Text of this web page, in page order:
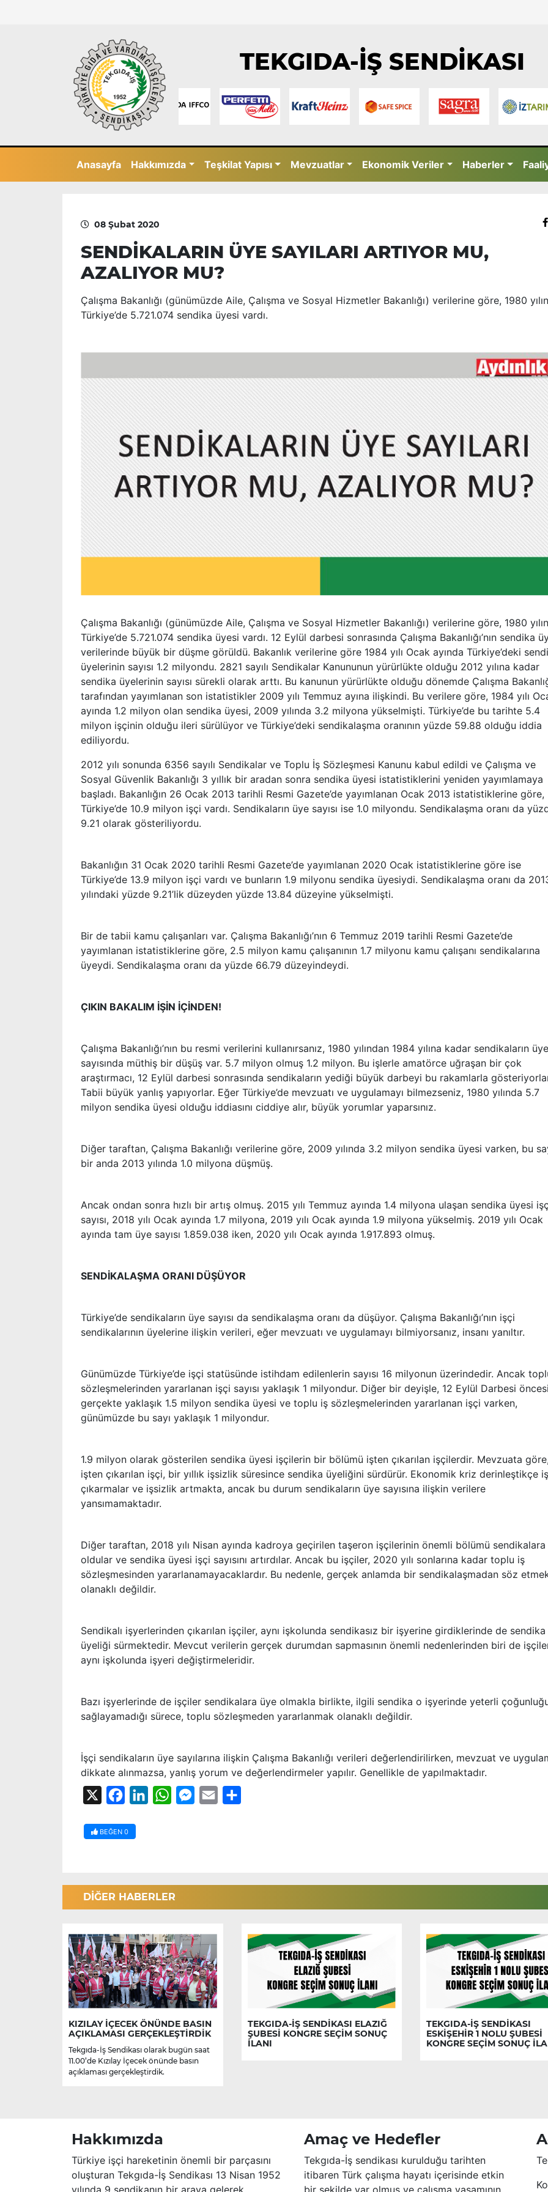
TEKGIDA-İŞ SENDİKASI
Anasayfa Hakkımızda Teşkilat Yapısı Mevzuatlar Ekonomik Veriler Haberler
08 Şubat 2020
SENDİKALARIN ÜYE SAYILARI ARTIYOR MU,
AZALIYOR MU?
Çalışma Bakanlığı (günümüzde Aile, Çalışma ve Sosyal Hizmetler Bakanlığı) verilerine göre, 1980
Türkiye’de 5.721.074 sendika üyesi vardı.
Çalışma Bakanlığı (günümüzde Aile, Çalışma ve Sosyal Hizmetler Bakanlığı) verilerine göre, 1980
Türkiye’de 5.721.074 sendika üyesi vardı. 12 Eylül darbesi sonrasında Çalışma Bakanlığı’nın sendika
verilerinde büyük bir düşme görüldü. Bakanlık verilerine göre 1984 yılı Ocak ayında Türkiye’deki
üyelerinin sayısı 1.2 milyondu. 2821 sayılı Sendikalar Kanununun yürürlükte olduğu 2012 yılına kadar
sendika üyelerinin sayısı sürekli olarak arttı. Bu kanunun yürürlükte olduğu dönemde Çalışma
tarafından yayımlanan son istatistikler 2009 yılı Temmuz ayına ilişkindi. Bu verilere göre, 1984 yılı
ayında 1.2 milyon olan sendika üyesi, 2009 yılında 3.2 milyona yükselmişti. Türkiye’de bu tarihte 5.4
milyon işçinin olduğu ileri sürülüyor ve Türkiye’deki sendikalaşma oranının yüzde 59.88 olduğu iddia
ediliyordu.
2012 yılı sonunda 6356 sayılı Sendikalar ve Toplu İş Sözleşmesi Kanunu kabul edildi ve Çalışma ve
Sosyal Güvenlik Bakanlığı 3 yıllık bir aradan sonra sendika üyesi istatistiklerini yeniden yayımlamaya
başladı. Bakanlığın 26 Ocak 2013 tarihli Resmi Gazete’de yayımlanan Ocak 2013 istatistiklerine göre,
Türkiye’de 10.9 milyon işçi vardı. Sendikaların üye sayısı ise 1.0 milyondu. Sendikalaşma oranı da
9.21 olarak gösteriliyordu.
Bakanlığın 31 Ocak 2020 tarihli Resmi Gazete’de yayımlanan 2020 Ocak istatistiklerine göre ise
Türkiye’de 13.9 milyon işçi vardı ve bunların 1.9 milyonu sendika üyesiydi. Sendikalaşma oranı da
yılındaki yüzde 9.21’lik düzeyden yüzde 13.84 düzeyine yükselmişti.
Bir de tabii kamu çalışanları var. Çalışma Bakanlığı’nın 6 Temmuz 2019 tarihli Resmi Gazete’de
yayımlanan istatistiklerine göre, 2.5 milyon kamu çalışanının 1.7 milyonu kamu çalışanı sendikalarına
üyeydi. Sendikalaşma oranı da yüzde 66.79 düzeyindeydi.
ÇIKIN BAKALIM İŞİN İÇİNDEN!
Çalışma Bakanlığı’nın bu resmi verilerini kullanırsanız, 1980 yılından 1984 yılına kadar sendikaların üye
sayısında müthiş bir düşüş var. 5.7 milyon olmuş 1.2 milyon. Bu işlerle amatörce uğraşan bir çok
araştırmacı, 12 Eylül darbesi sonrasında sendikaların yediği büyük darbeyi bu rakamlarla
Tabii büyük yanlış yapıyorlar. Eğer Türkiye’de mevzuatı ve uygulamayı bilmezseniz, 1980 yılında 5.7
milyon sendika üyesi olduğu iddiasını ciddiye alır, büyük yorumlar yaparsınız.
Diğer taraftan, Çalışma Bakanlığı verilerine göre, 2009 yılında 3.2 milyon sendika üyesi varken, bu
bir anda 2013 yılında 1.0 milyona düşmüş.
Ancak ondan sonra hızlı bir artış olmuş. 2015 yılı Temmuz ayında 1.4 milyona ulaşan sendika üyesi
sayısı, 2018 yılı Ocak ayında 1.7 milyona, 2019 yılı Ocak ayında 1.9 milyona yükselmiş. 2019 yılı Ocak
ayında tam üye sayısı 1.859.038 iken, 2020 yılı Ocak ayında 1.917.893 olmuş.
SENDİKALAŞMA ORANI DÜŞÜYOR
Türkiye’de sendikaların üye sayısı da sendikalaşma oranı da düşüyor. Çalışma Bakanlığı’nın işçi
sendikalarının üyelerine ilişkin verileri, eğer mevzuatı ve uygulamayı bilmiyorsanız, insanı yanıltır.
Günümüzde Türkiye’de işçi statüsünde istihdam edilenlerin sayısı 16 milyonun üzerindedir. Ancak
sözleşmelerinden yararlanan işçi sayısı yaklaşık 1 milyondur. Diğer bir deyişle, 12 Eylül Darbesi
gerçekte yaklaşık 1.5 milyon sendika üyesi ve toplu iş sözleşmelerinden yararlanan işçi varken,
günümüzde bu sayı yaklaşık 1 milyondur.
1.9 milyon olarak gösterilen sendika üyesi işçilerin bir bölümü işten çıkarılan işçilerdir. Mevzuata
işten çıkarılan işçi, bir yıllık işsizlik süresince sendika üyeliğini sürdürür. Ekonomik kriz derinleştikçe
çıkarmalar ve işsizlik artmakta, ancak bu durum sendikaların üye sayısına ilişkin verilere
yansımamaktadır.
Diğer taraftan, 2018 yılı Nisan ayında kadroya geçirilen taşeron işçilerinin önemli bölümü
oldular ve sendika üyesi işçi sayısını artırdılar. Ancak bu işçiler, 2020 yılı sonlarına kadar toplu iş
sözleşmesinden yararlanamayacaklardır. Bu nedenle, gerçek anlamda bir sendikalaşmadan söz
olanaklı değildir.
Sendikalı işyerlerinden çıkarılan işçiler, aynı işkolunda sendikasız bir işyerine girdiklerinde de sendika
üyeliği sürmektedir. Mevcut verilerin gerçek durumdan sapmasının önemli nedenlerinden biri de
aynı işkolunda işyeri değiştirmeleridir.
Bazı işyerlerinde de işçiler sendikalara üye olmakla birlikte, ilgili sendika o işyerinde yeterli
sağlayamadığı sürece, toplu sözleşmeden yararlanmak olanaklı değildir.
İşçi sendikaların üye sayılarına ilişkin Çalışma Bakanlığı verileri değerlendirilirken, mevzuat ve
dikkate alınmazsa, yanlış yorum ve değerlendirmeler yapılır. Genellikle de yapılmaktadır.
FacebookLinkedInWhatsAppMessenger
Email
BEĞEN 0
DİĞER HABERLER
KIZILAY İÇECEK ÖNÜNDE BASIN
AÇIKLAMASI GERÇEKLEŞTİRDİK
Tekgıda-İş Sendikası olarak bugün saat
11.00’de Kızılay İçecek önünde basın
açıklaması gerçekleştirdik.
TEKGIDA-İŞ SENDİKASI ELAZIĞ
ŞUBESİ KONGRE SEÇİM SONUÇ
İLANI
TEKGIDA-İŞ SENDİKASI
ESKİŞEHİR 1 NOLU ŞUBESİ
KONGRE SEÇİM SONUÇ
Hakkımızda
Türkiye işçi hareketinin önemli bir parçasını
oluşturan Tekgıda-İş Sendikası 13 Nisan 1952
Amaç ve Hedefler
Tekgıda-İş sendikası kurulduğu tarihten
itibaren Türk çalışma hayatı içerisinde etkin